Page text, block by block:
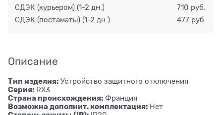
СДЭК (курьером) (1-2 дн.)
710 руб.
СДЭК (постаматы) (1-2 дн.) 477 руб.
Описание
Тип изделия: Устройство защитного отключения
Серия: RX3
Страна происхождения: Франция
Возможна дополнит. комплектация: Нет